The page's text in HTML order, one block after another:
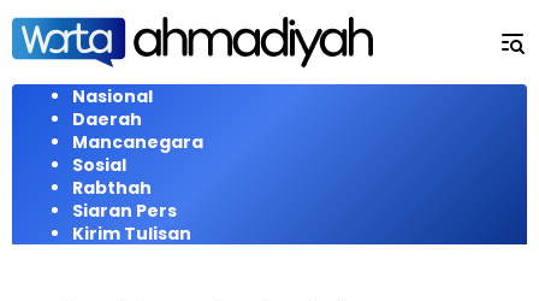
Langsung
konten
Nasional
Daerah
Mancanegara
Sosial
Rabthah
Siaran Pers
Kirim Tulisan